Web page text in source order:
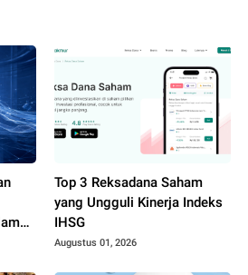
Top 3 Reksadana Saham
yang Ungguli Kinerja Indeks
IHSG
Augustus 01, 2026